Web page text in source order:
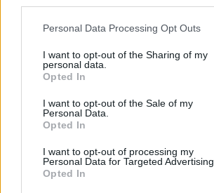
Personal Data Processing Opt Outs
I want to opt-out of the Sharing of my
personal data.
Opted In
I want to opt-out of the Sale of my
Personal Data.
Opted In
I want to opt-out of processing my
Personal Data for Targeted Advertising.
Opted In
ανάπτυξης